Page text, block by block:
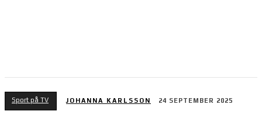
Sport på TV JOHANNA KARLSSON 24 SEPTEMBER 2025